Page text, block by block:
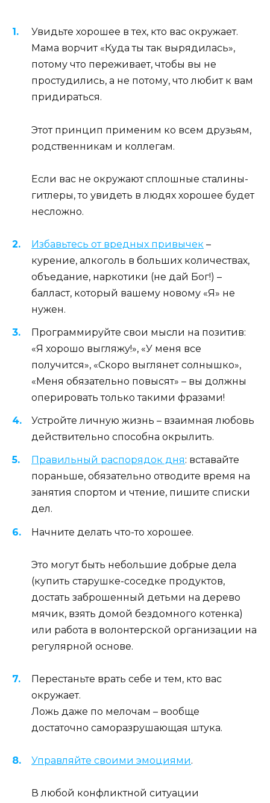
Увидьте хорошее в тех, кто вас окружает.
Мама ворчит «Куда ты так вырядилась»,
потому что переживает, чтобы вы не
простудились, а не потому, что любит к вам
придираться.
Этот принцип применим ко всем друзьям,
родственникам и коллегам.
Если вас не окружают сплошные сталины-
гитлеры, то увидеть в людях хорошее будет
несложно.
Избавьтесь от вредных привычек –
курение, алкоголь в больших количествах,
объедание, наркотики (не дай Бог!) –
балласт, который вашему новому «Я» не
нужен.
Программируйте свои мысли на позитив:
«Я хорошо выгляжу!», «У меня все
получится», «Скоро выглянет солнышко»,
«Меня обязательно повысят» – вы должны
оперировать только такими фразами!
Устройте личную жизнь – взаимная любовь
действительно способна окрылить.
Правильный распорядок дня: вставайте
пораньше, обязательно отводите время на
занятия спортом и чтение, пишите списки
дел.
Начните делать что-то хорошее.
Это могут быть небольшие добрые дела
(купить старушке-соседке продуктов,
достать заброшенный детьми на дерево
мячик, взять домой бездомного котенка)
или работа в волонтерской организации на
регулярной основе.
Перестаньте врать себе и тем, кто вас
окружает.
Ложь даже по мелочам – вообще
достаточно саморазрушающая штука.
Управляйте своими эмоциями.
В любой конфликтной ситуации